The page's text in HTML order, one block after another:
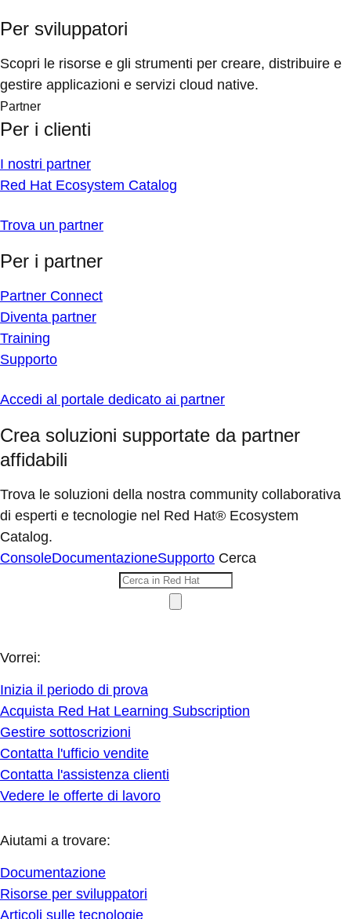
Per sviluppatori
Scopri le risorse e gli strumenti per creare, distribuire e
gestire applicazioni e servizi cloud native.
Partner
Per i clienti
I nostri partner
Red Hat Ecosystem Catalog
Trova un partner
Per i partner
Partner Connect
Diventa partner
Training
Supporto
Accedi al portale dedicato ai partner
Crea soluzioni supportate da partner
affidabili
Trova le soluzioni della nostra community collaborativa
di esperti e tecnologie nel Red Hat® Ecosystem
Catalog.
ConsoleDocumentazioneSupporto Cerca
Vorrei:
Inizia il periodo di prova
Acquista Red Hat Learning Subscription
Gestire sottoscrizioni
Contatta l'ufficio vendite
Contatta l'assistenza clienti
Vedere le offerte di lavoro
Aiutami a trovare:
Documentazione
Risorse per sviluppatori
Articoli sulle tecnologie